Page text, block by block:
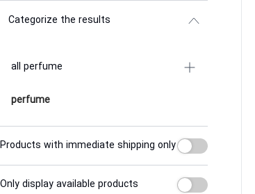
Categorize the results
all perfume
perfume
Products with immediate shipping only
Only display available products